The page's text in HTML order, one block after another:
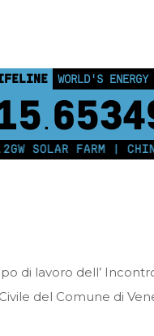
WORLD'S ENERGY
.
FARM | CHINA
di lavoro dell’
del Comune di